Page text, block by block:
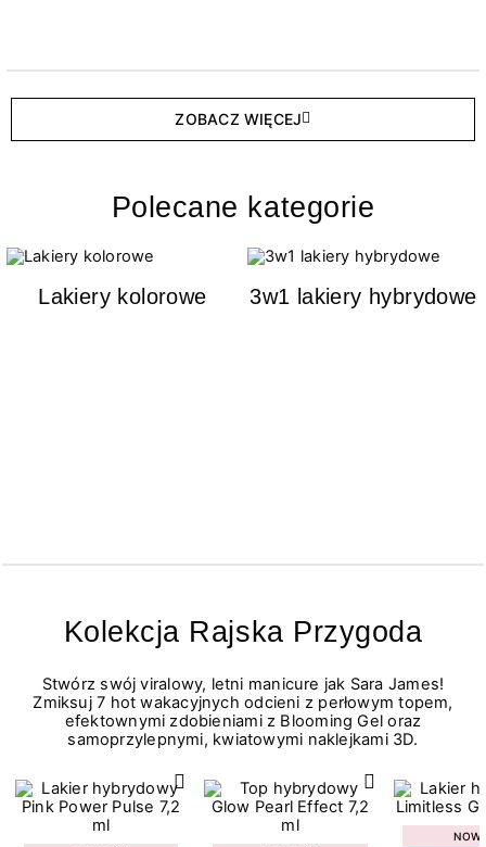
ZOBACZ WIĘCEJ
Polecane kategorie
Lakiery kolorowe 3w1 lakiery hybrydowe
Kolekcja Rajska Przygoda
Stwórz swój viralowy, letni manicure jak Sara James!
Zmiksuj 7 hot wakacyjnych odcieni z perłowym topem,
efektownymi zdobieniami z Blooming Gel oraz
samoprzylepnymi, kwiatowymi naklejkami 3D.